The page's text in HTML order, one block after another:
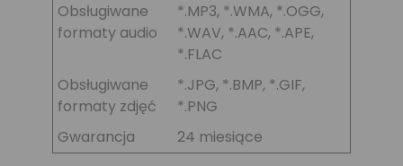
Obsługiwane
formaty audio
*.MP3, *.WMA, *.OGG,
*.WAV, *.AAC, *.APE,
*.FLAC
Obsługiwane
formaty zdjęć
*.JPG, *.BMP, *.GIF,
*.PNG
Gwarancja
24 miesiące